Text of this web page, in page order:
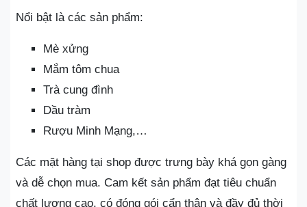
Nổi bật là các sản phẩm:
Mè xửng
Mắm tôm chua
Trà cung đình
Dầu tràm
Rượu Minh Mạng,…
Các mặt hàng tại shop được trưng bày khá gọn gàng
và dễ chọn mua. Cam kết sản phẩm đạt tiêu chuẩn
chất lượng cao, có đóng gói cẩn thận và đầy đủ thời